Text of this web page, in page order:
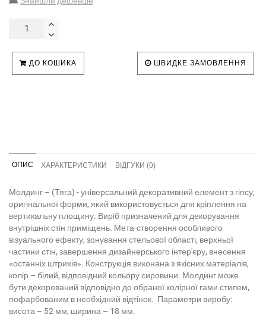
ДО КОШИКА ШВИДКЕ ЗАМОВЛЕННЯ
ОПИС ХАРАКТЕРИСТИКИ ВІДГУКИ (0)
Молдинг – (Тяга) - універсальний декоративний елемент з гіпсу,
оригінальної форми, який використовується для кріплення на
вертикальну площину. Виріб призначений для декорування
внутрішніх стін приміщень. Мета-створення особливого
візуального ефекту, зонування стельової області, верхньої
частини стін, завершення дизайнерського інтер'єру, внесення
«останніх штрихів». Конструкція виконана з якісних матеріалів,
колір – білий, відповідний кольору сировини. Молдинг може
бути декорований відповідно до обраної колірної гами стилем,
пофарбованим в необхідний відтінок. Параметри виробу:
висота – 52 мм, ширина – 18 мм.